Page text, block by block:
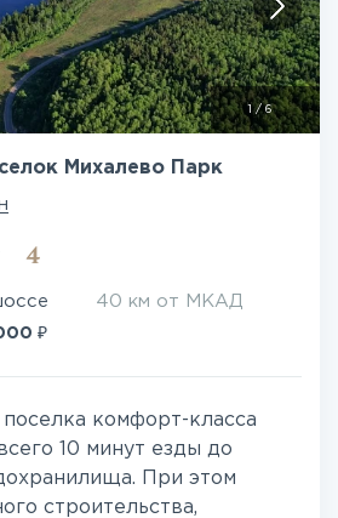
/ 6
Михалево Парк
4
40 км от МКАД
₽
комфорт-класса
10 минут езды до
При этом
строительства,